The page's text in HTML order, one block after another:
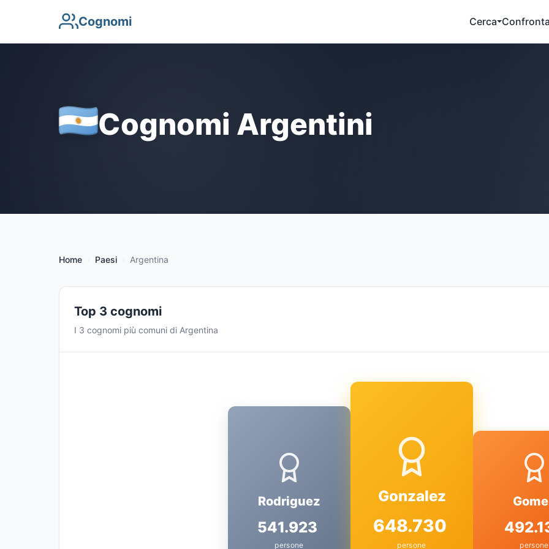
Cognomi Cerca
Cognomi Argentini
Home Paesi Argentina
Top 3 cognomi
I 3 cognomi più comuni di Argentina
Rodriguez
541.923
persone
Gonzalez
648.730
persone persone